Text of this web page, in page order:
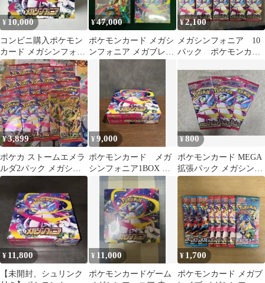
¥ 10,000
コンビニ購入ポケモン
カード メガシンフォニ
アBOX 未開封パック
シュリンクなし
¥47,000
ポケモンカード メガシ
ンフォニア メガブレイ
¥2,100
メガシンフォニア 10
パック ポケモンカー
¥3,899
ポケカ ストームエメラ
ルダ2パック メガシン
フォニア 18パック 新品
未開封
¥9,000
ポケモンカード メガ
シンフォニア1BOX ぺ
りぺり無し
¥800
ポケモンカード MEGA
拡張パック メガシンフ
ォニア 3パック
¥ 11,800
【未開封、シュリンク
¥ 11,000
ポケモンカードゲーム
¥ 1,700
ポケモンカード メガブ